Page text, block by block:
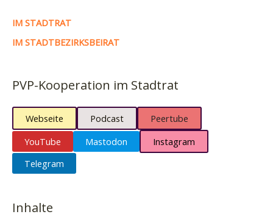
IM STADTRAT
IM STADTBEZIRKSBEIRAT
PVP-Kooperation im Stadtrat
Webseite Podcast
Peertube
YouTube
Mastodon
Instagram
Telegram
Inhalte